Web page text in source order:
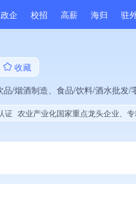
政企 校招 高薪 海归 驻
收藏
/烟酒制造、食品/饮料/酒水批发/
证 农业产业化国家重点龙头企业、专精特新企业、高新技术企业、战略性新兴领域创新能力、薪资水平全省同行前40%、旗下品牌同行前5%、A级纳税人、守合同重信用企业、多产业布局、拥